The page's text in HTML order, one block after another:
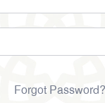
Forgot Password?